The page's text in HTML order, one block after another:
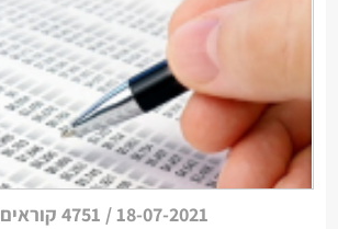
18-07-2021
/ 4751 קוראים/ות